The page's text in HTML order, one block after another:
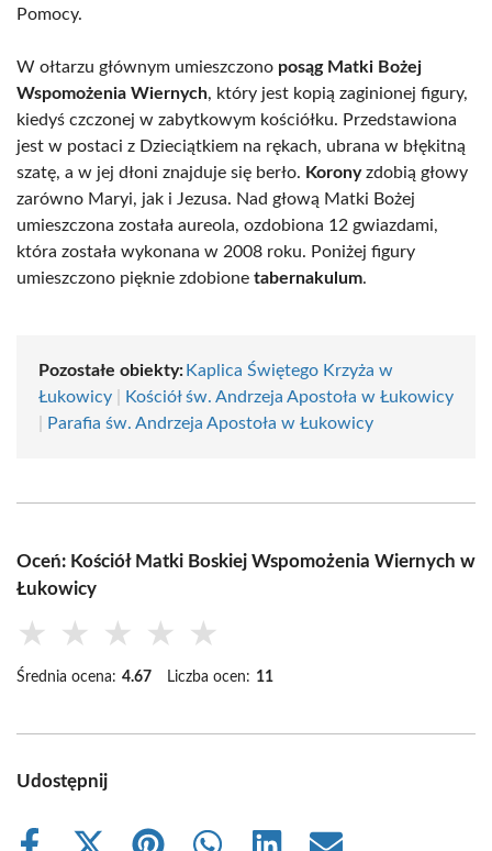
Pomocy.
W ołtarzu głównym umieszczono posąg Matki Bożej
Wspomożenia Wiernych, który jest kopią zaginionej figury,
kiedyś czczonej w zabytkowym kościółku. Przedstawiona
jest w postaci z Dzieciątkiem na rękach, ubrana w błękitną
szatę, a w jej dłoni znajduje się berło. Koronyzdobią głowy
zarówno Maryi, jak i Jezusa. Nad głową Matki Bożej
umieszczona została aureola, ozdobiona 12 gwiazdami,
która została wykonana w 2008 roku. Poniżej figury
umieszczono pięknie zdobione tabernakulum.
Pozostałe obiekty: Kaplica Świętego Krzyża w
Łukowicy
Kościół św. Andrzeja Apostoła w Łukowicy
Parafia św. Andrzeja Apostoła w Łukowicy
Oceń: Kościół Matki Boskiej Wspomożenia Wiernych w
Łukowicy
★ ★ ★ ★ ★
Średnia ocena: 4.67 Liczba ocen: 11
Udostępnij